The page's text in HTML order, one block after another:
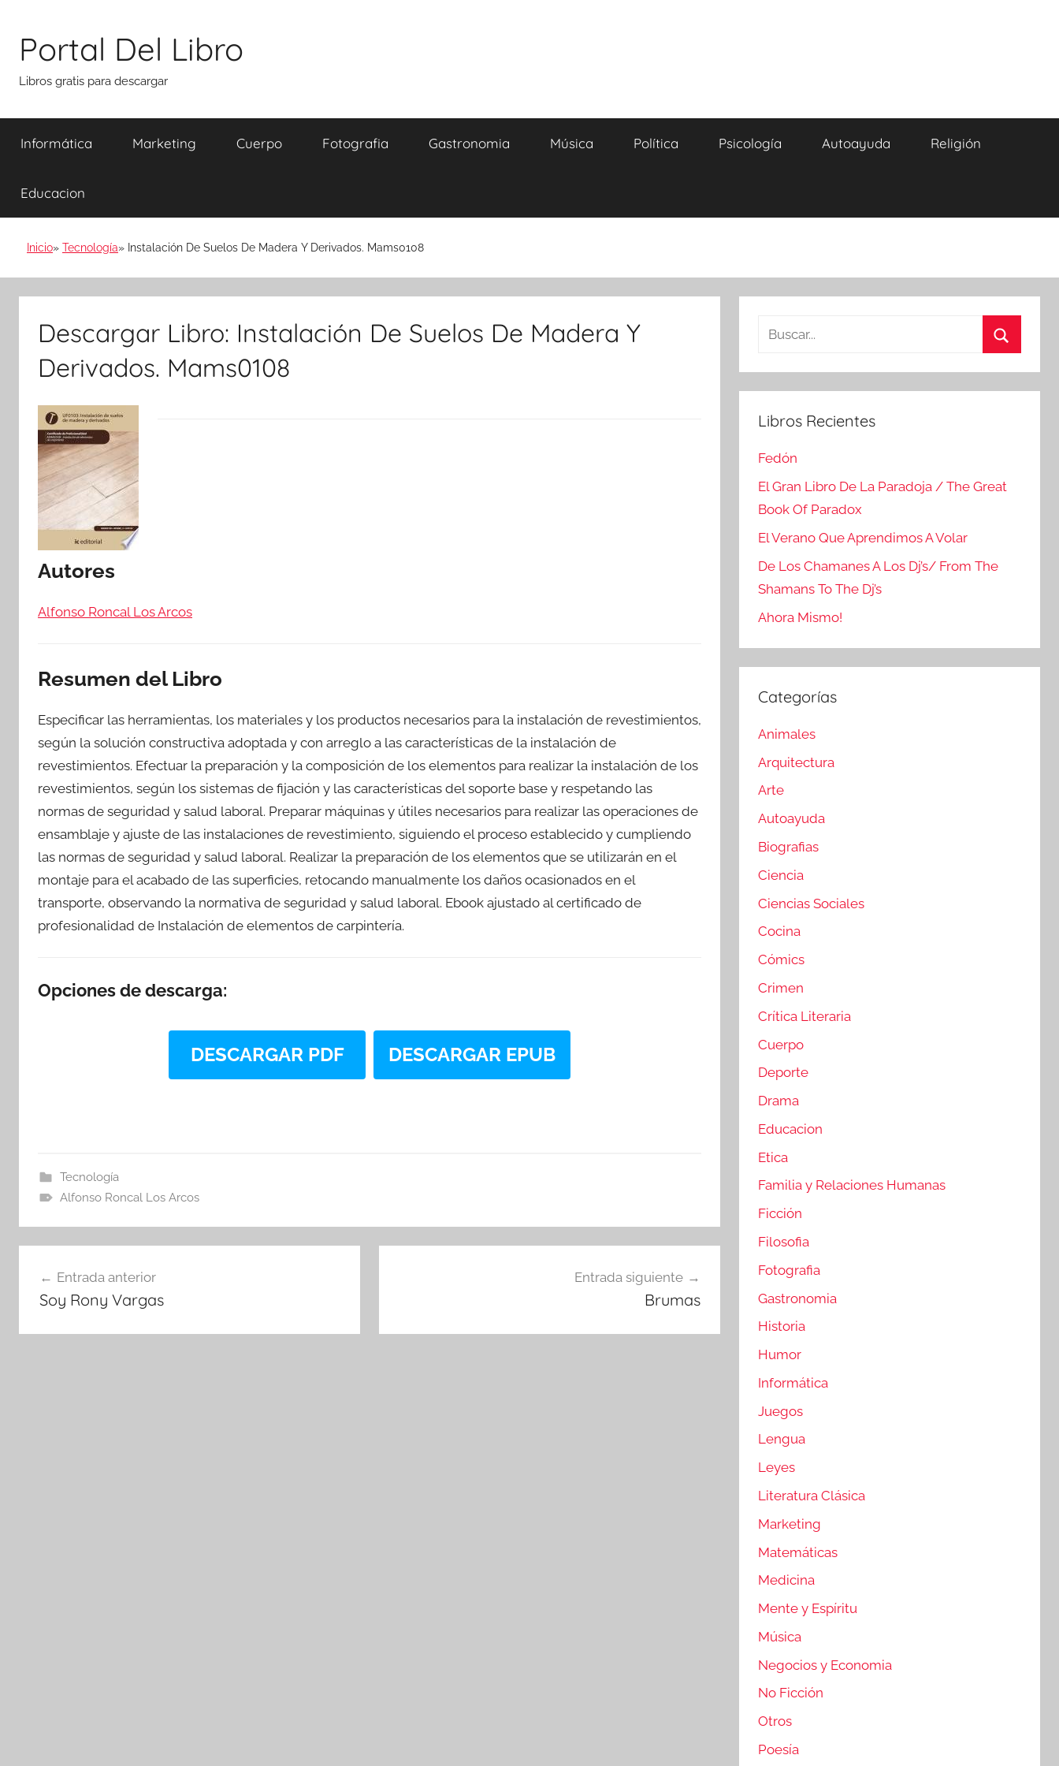
contenido
Portal Del Libro
Libros gratis para descargar
Informática Marketing Cuerpo Fotografia Gastronomia Música Política Psicología Autoayuda Religión
Educacion
Inicio Tecnología Instalación De Suelos De Madera Y Derivados. Mams0108
Descargar Libro: Instalación De Suelos De Madera Y
Derivados. Mams0108
Autores
Alfonso Roncal Los Arcos
Resumen del Libro
Especificar las herramientas, los materiales y los productos necesarios para la instalación de revestimientos,
según la solución constructiva adoptada y con arreglo a las características de la instalación de
revestimientos. Efectuar la preparación y la composición de los elementos para realizar la instalación de los
revestimientos, según los sistemas de fijación y las características del soporte base y respetando las
normas de seguridad y salud laboral. Preparar máquinas y útiles necesarios para realizar las operaciones de
ensamblaje y ajuste de las instalaciones de revestimiento, siguiendo el proceso establecido y cumpliendo
las normas de seguridad y salud laboral. Realizar la preparación de los elementos que se utilizarán en el
montaje para el acabado de las superficies, retocando manualmente los daños ocasionados en el
transporte, observando la normativa de seguridad y salud laboral. Ebook ajustado al certificado de
profesionalidad de Instalación de elementos de carpintería.
Opciones de descarga:
DESCARGAR PDF DESCARGAR EPUB
Tecnología
Alfonso Roncal Los Arcos
de
entradas
Entrada anterior
Soy Rony Vargas
Entrada siguiente
Brumas
Buscar:
Libros Recientes
Fedón
El Gran Libro De La Paradoja / The Great
Book Of Paradox
El Verano Que Aprendimos A Volar
De Los Chamanes A Los Dj’s/ From The
Shamans To The Dj’s
Ahora Mismo!
Categorías
Animales
Arquitectura
Arte
Autoayuda
Biografias
Ciencia
Ciencias Sociales
Cocina
Cómics
Crimen
Crítica Literaria
Cuerpo
Deporte
Drama
Educacion
Etica
Familia y Relaciones Humanas
Ficción
Filosofia
Fotografia
Gastronomia
Historia
Humor
Informática
Juegos
Lengua
Leyes
Literatura Clásica
Marketing
Matemáticas
Medicina
Mente y Espíritu
Música
Negocios y Economia
No Ficción
Otros
Poesía